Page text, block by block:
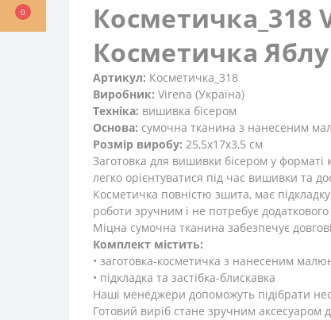
0
Косметичка_318
Косметичка
Артикул: Косметичка_318
Виробник: Virena (Україна)
Техніка: вишивка бісером
Основа: сумочна тканина з нанесеним
Розмір виробу: 25,5x17x3,5 см
Заготовка для вишивки бісером у
легко орієнтуватися під час вишивки та
Косметичка повністю зшита, має
роботи зручним і не потребує
Міцна сумочна тканина забезпечує
Комплект містить:
• заготовка-косметичка з нанесеним
• підкладка та застібка-блискавка
Наші менеджери допоможуть підібрати
Готовий виріб стане зручним аксесуаром